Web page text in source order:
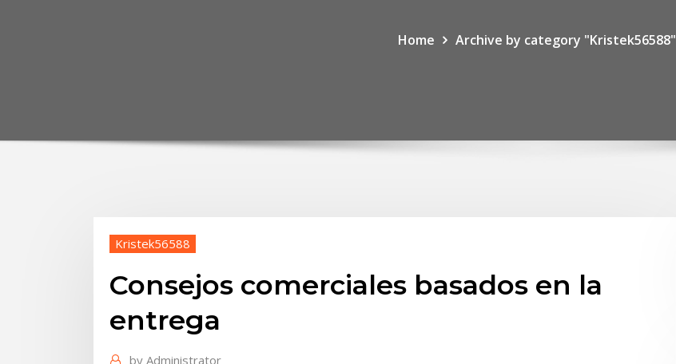
Home Archive by category "Kristek56588"
Kristek56588
Consejos comerciales basados ​​en la
entrega
by Administrator